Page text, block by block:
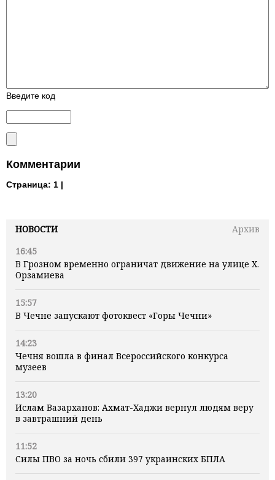
НОВОСТИ
Архив
16:45
В Грозном временно ограничат движение на улице Х.
Орзамиева
15:57
В Чечне запускают фотоквест «Горы Чечни»
14:23
Чечня вошла в финал Всероссийского конкурса
музеев
13:20
Ислам Вазарханов: Ахмат-Хаджи вернул людям веру
в завтрашний день
11:52
Силы ПВО за ночь сбили 397 украинских БПЛА
Введите код
Комментарии
Страница: 1 |